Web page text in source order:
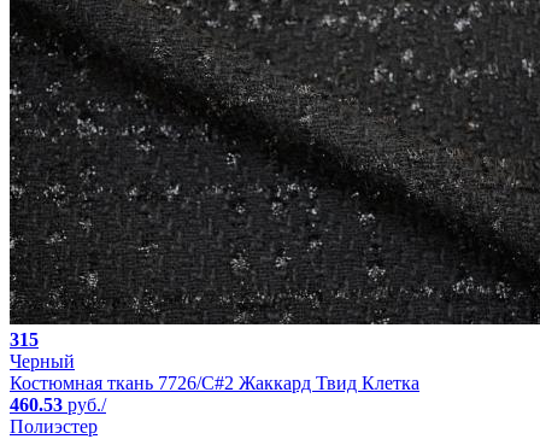
315
Черный
Костюмная ткань 7726/C#2 Жаккард Твид Клетка
460.53 руб./
Полиэстер